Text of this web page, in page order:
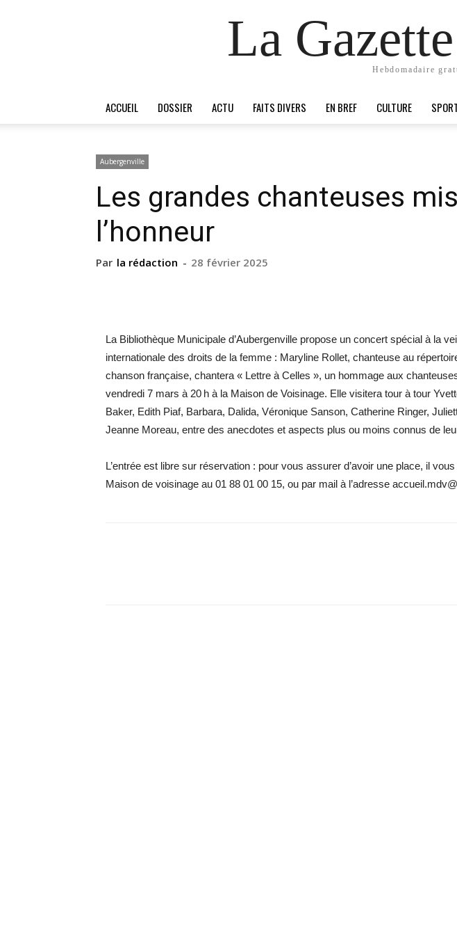
La
Hebdomadaire
ACCUEIL DOSSIER ACTU FAITS DIVERS EN BREF CULTURE
Aubergenville
Les grandes chanteuses
l’honneur
Par la rédaction - 28 février 2025
La Bibliothèque Municipale d’Aubergenville propose un concert spécial à la
internationale des droits de la femme : Maryline Rollet, chanteuse au
chanson française, chantera « Lettre à Celles », un hommage aux
vendredi 7 mars à 20 h à la Maison de Voisinage. Elle visitera tour à tour
Baker, Edith Piaf, Barbara, Dalida, Véronique Sanson, Catherine Ringer,
Jeanne Moreau, entre des anecdotes et aspects plus ou moins connus de
L’entrée est libre sur réservation : pour vous assurer d’avoir une place, il
Maison de voisinage au 01 88 01 00 15, ou par mail à l’adresse